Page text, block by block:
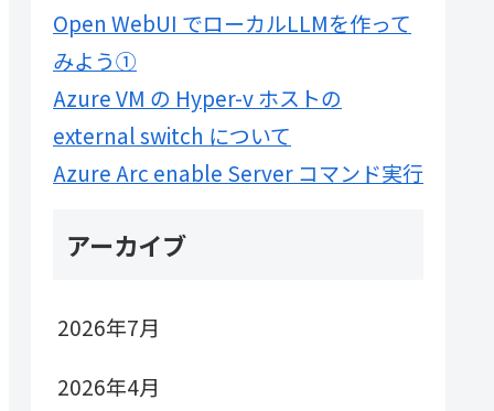
Open WebUI でローカルLLMを作って
みよう①
Azure VM の Hyper-v ホストの
external switch について
Azure Arc enable Server コマンド実行
アーカイブ
2026年7月
2026年4月